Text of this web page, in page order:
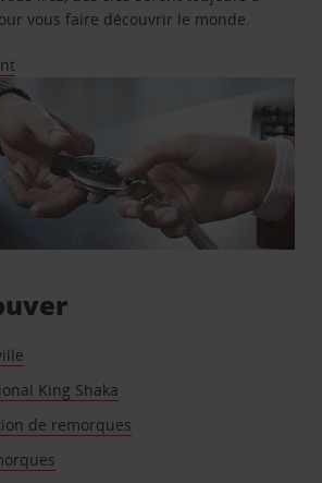
vous faire découvrir le monde.
King Shaka
de remorques